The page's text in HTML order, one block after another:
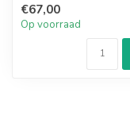
har...
€67,00
Op voorraad